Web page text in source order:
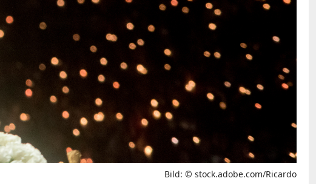
Bild: © stock.adobe.com/Ricardo